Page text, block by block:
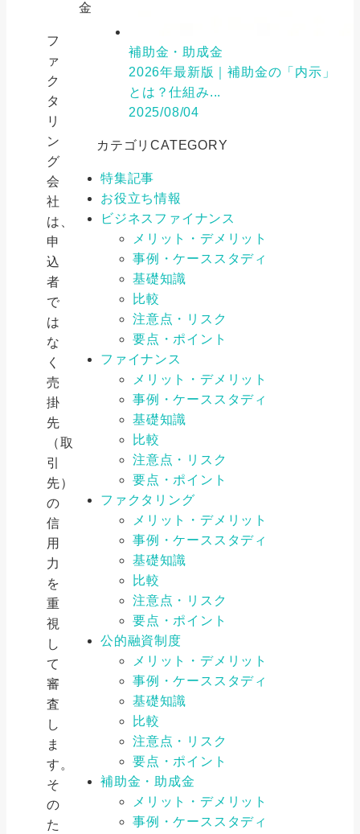
金
フ
ァ
ク
タ
リ
ン
グ
会
社
は、
申
込
者
で
は
な
く
売
掛
先
（取
引
先）
の
信
用
力
を
重
視
し
て
審
査
し
ま
す。
そ
の
た
補助金・助成金
2026年最新版｜補助金の「内示」
とは？仕組み...
2025/08/04
カテゴリCATEGORY
特集記事
お役立ち情報
ビジネスファイナンス
メリット・デメリット
事例・ケーススタディ
基礎知識
比較
注意点・リスク
要点・ポイント
ファイナンス
メリット・デメリット
事例・ケーススタディ
基礎知識
比較
注意点・リスク
要点・ポイント
ファクタリング
メリット・デメリット
事例・ケーススタディ
基礎知識
比較
注意点・リスク
要点・ポイント
公的融資制度
メリット・デメリット
事例・ケーススタディ
基礎知識
比較
注意点・リスク
要点・ポイント
補助金・助成金
メリット・デメリット
事例・ケーススタディ